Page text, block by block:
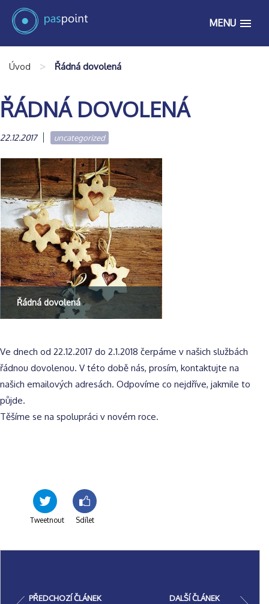
MENU
Úvod > Řádná dovolená
ŘÁDNÁ DOVOLENÁ
22.12.2017 uncategorized
Řádná dovolená
Ve dnech od 22.12.2017 do 2.1.2018 čerpáme v našich službách
řádnou dovolenou. V této době nás, prosím, kontaktujte na
našich emailových adresách. Odpovíme co nejdříve, jakmile to
půjde.
Těšíme se na spolupráci v novém roce.
Tweetnout Sdílet
PŘEDCHOZÍ ČLÁNEK DALŠÍ ČLÁNEK